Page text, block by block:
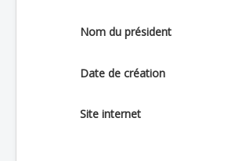
Nom du président
Date de création
Site internet